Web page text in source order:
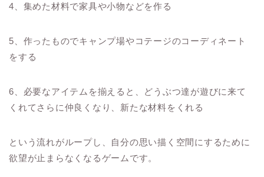
4、集めた材料で家具や小物などを作る
5、作ったものでキャンプ場やコテージのコーディネート
をする
6、必要なアイテムを揃えると、どうぶつ達が遊びに来て
くれてさらに仲良くなり、新たな材料をくれる
という流れがループし、自分の思い描く空間にするために
欲望が止まらなくなるゲームです。